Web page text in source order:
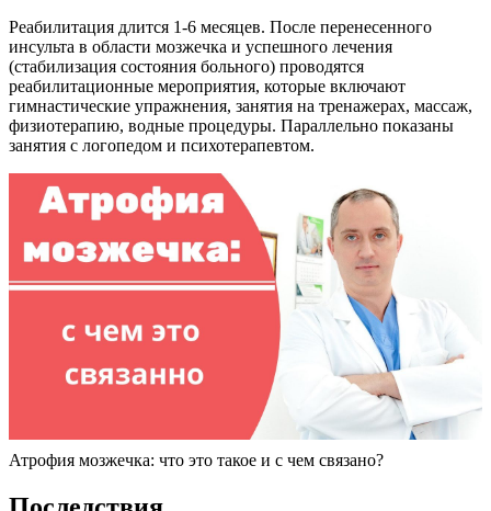
Реабилитация длится 1-6 месяцев. После перенесенного
инсульта в области мозжечка и успешного лечения
(стабилизация состояния больного) проводятся
реабилитационные мероприятия, которые включают
гимнастические упражнения, занятия на тренажерах, массаж,
физиотерапию, водные процедуры. Параллельно показаны
занятия с логопедом и психотерапевтом.
Атрофия мозжечка: что это такое и с чем связано?